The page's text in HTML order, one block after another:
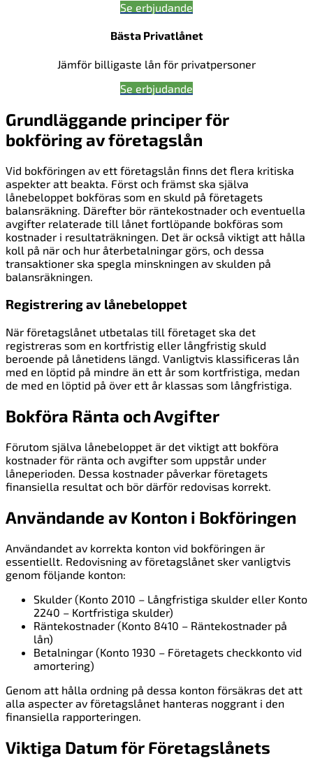
Se erbjudande
Bästa Privatlånet
Jämför billigaste lån för privatpersoner
Se erbjudande
Grundläggande principer för
bokföring av företagslån
Vid bokföringen av ett företagslån finns det flera kritiska
aspekter att beakta. Först och främst ska själva
lånebeloppet bokföras som en skuld på företagets
balansräkning. Därefter bör räntekostnader och eventuella
avgifter relaterade till lånet fortlöpande bokföras som
kostnader i resultaträkningen. Det är också viktigt att hålla
koll på när och hur återbetalningar görs, och dessa
transaktioner ska spegla minskningen av skulden på
balansräkningen.
Registrering av lånebeloppet
När företagslånet utbetalas till företaget ska det
registreras som en kortfristig eller långfristig skuld
beroende på lånetidens längd. Vanligtvis klassificeras lån
med en löptid på mindre än ett år som kortfristiga, medan
de med en löptid på över ett år klassas som långfristiga.
Bokföra Ränta och Avgifter
Förutom själva lånebeloppet är det viktigt att bokföra
kostnader för ränta och avgifter som uppstår under
låneperioden. Dessa kostnader påverkar företagets
finansiella resultat och bör därför redovisas korrekt.
Användande av Konton i Bokföringen
Användandet av korrekta konton vid bokföringen är
essentiellt. Redovisning av företagslånet sker vanligtvis
genom följande konton:
Skulder (Konto 2010 – Långfristiga skulder eller Konto
2240 – Kortfristiga skulder)
Räntekostnader (Konto 8410 – Räntekostnader på
lån)
Betalningar (Konto 1930 – Företagets checkkonto vid
amortering)
Genom att hålla ordning på dessa konton försäkras det att
alla aspecter av företagslånet hanteras noggrant i den
finansiella rapporteringen.
Viktiga Datum för Företagslånets